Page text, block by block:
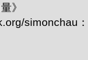
》
simonchau